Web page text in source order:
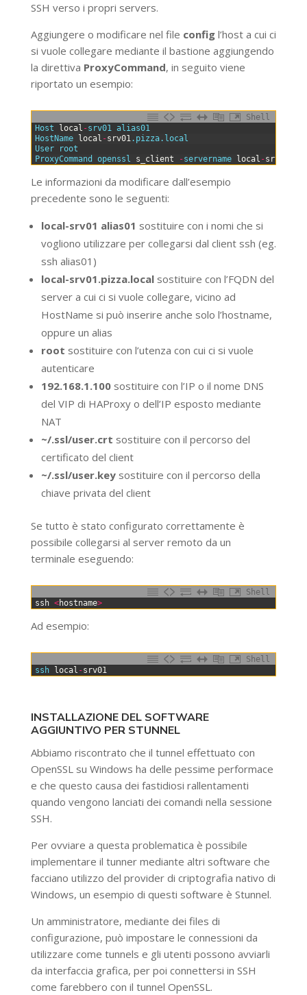
SSH verso i propri servers.
Aggiungere o modificare nel file configl’host a cui ci
si vuole collegare mediante il bastione aggiungendo
la direttiva ProxyCommand, in seguito viene
riportato un esempio:
Shell
Host local -srv01 alias01
HostName
local -srv01.pizza.local
User
root
ProxyCommand openssl s_client -servername local -srv01
Le informazioni da modificare dall’esempio
precedente sono le seguenti:
local-srv01 alias01 sostituire con i nomi che si
vogliono utilizzare per collegarsi dal client ssh (eg.
ssh alias01)
local-srv01.pizza.localsostituire con l’FQDN del
server a cui ci si vuole collegare, vicino ad
HostName si può inserire anche solo l’hostname,
oppure un alias
root sostituire con l’utenza con cui ci si vuole
autenticare
192.168.1.100sostituire con l’IP o il nome DNS
del VIP di HAProxy o dell’IP esposto mediante
NAT
~/.ssl/user.crt sostituire con il percorso del
certificato del client
~/.ssl/user.keysostituire con il percorso della
chiave privata del client
Se tutto è stato configurato correttamente è
possibile collegarsi al server remoto da un
terminale eseguendo:
Shell
ssh <hostname>
Ad esempio:
Shell
ssh local -srv01
INSTALLAZIONE DEL SOFTWARE
AGGIUNTIVO PER STUNNEL
Abbiamo riscontrato che il tunnel effettuato con
OpenSSL su Windows ha delle pessime performace
e che questo causa dei fastidiosi rallentamenti
quando vengono lanciati dei comandi nella sessione
SSH.
Per ovviare a questa problematica è possibile
implementare il tunner mediante altri software che
facciano utilizzo del provider di criptografia nativo di
Windows, un esempio di questi software è Stunnel.
Un amministratore, mediante dei files di
configurazione, può impostare le connessioni da
utilizzare come tunnels e gli utenti possono avviarli
da interfaccia grafica, per poi connettersi in SSH
come farebbero con il tunnel OpenSSL.